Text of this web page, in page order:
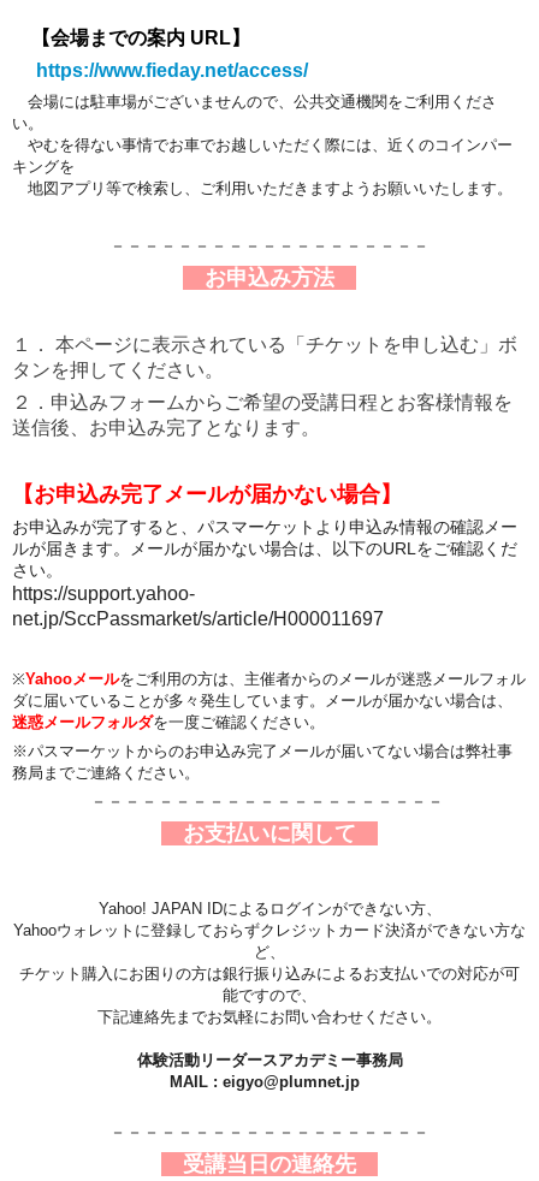
【会場までの案内 URL】
https://www.fieday.net/access/
会場には駐車場がございませんので、公共交通機関をご利用くださ
い。
やむを得ない事情でお車でお越しいただく際には、近くのコインパー
キングを
地図アプリ等で検索し、ご利用いただきますようお願いいたします。
－－－－－－－－－－－－－－－－－－－
お申込み方法
１． 本ページに表示されている「チケットを申し込む」ボ
タンを押してください。
２．申込みフォームからご希望の受講日程とお客様情報を
送信後、お申込み完了となります。
【お申込み完了メールが届かない場合】
お申込みが完了すると、パスマーケットより申込み情報の確認メー
ルが届きます。メールが届かない場合は、以下のURLをご確認くだ
さい。
https://support.yahoo-
net.jp/SccPassmarket/s/article/H000011697
※Yahooメールをご利用の方は、主催者からのメールが迷惑メールフォル
ダに届いていることが多々発生しています。メールが届かない場合は、
迷惑メールフォルダを一度ご確認ください。
※パスマーケットからのお申込み完了メールが届いてない場合は弊社事
務局までご連絡ください。
－－－－－－－－－－－－－－－－－－－－－
お支払いに関して
Yahoo! JAPAN IDによるログインができない方、
Yahooウォレット に登録しておらずクレジットカード決済ができない方な
ど、
チケット購入にお困りの方は銀行振り込みによるお支払いでの対応が可
能ですので、
下記連絡先までお気軽にお問い合わせください。
体験活動リーダースアカデミー事務局
MAIL : eigyo@plumnet.jp
－－－－－－－－－－－－－－－－－－－
受講当日の連絡先